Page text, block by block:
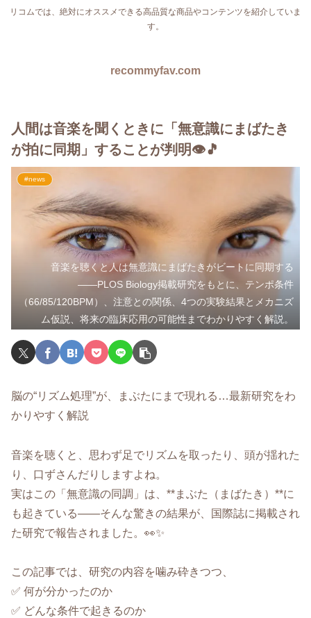
リコムでは、絶対にオススメできる高品質な商品やコンテンツを紹介していま
す。
recommyfav.com
人間は音楽を聞くときに「無意識にまばたき
が拍に同期」することが判明👁️🎵
#news
音楽を聴くと人は無意識にまばたきがビートに同期する
――PLOS Biology掲載研究をもとに、テンポ条件
（66/85/120BPM）、注意との関係、4つの実験結果とメカニズ
ム仮説、将来の臨床応用の可能性までわかりやすく解説。
脳の“リズム処理”が、まぶたにまで現れる…最新研究をわ
かりやすく解説
音楽を聴くと、思わず足でリズムを取ったり、頭が揺れた
り、口ずさんだりしますよね。
実はこの「無意識の同調」は、**まぶた（まばたき）**に
も起きている――そんな驚きの結果が、国際誌に掲載され
た研究で報告されました。👀✨
この記事では、研究の内容を噛み砕きつつ、
✅ 何が分かったのか
✅ どんな条件で起きるのか